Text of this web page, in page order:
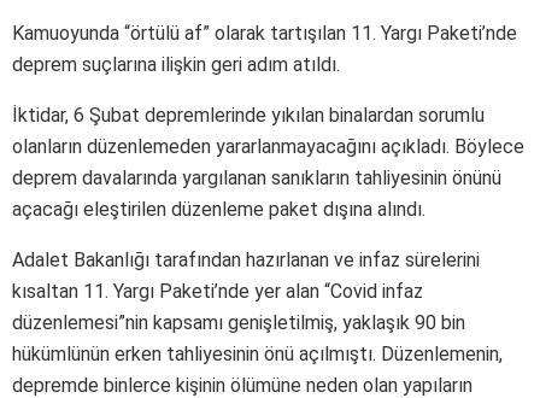
Kamuoyunda “örtülü af” olarak tartışılan 11. Yargı Paketi’nde
deprem suçlarına ilişkin geri adım atıldı.
İktidar, 6 Şubat depremlerinde yıkılan binalardan sorumlu
olanların düzenlemeden yararlanmayacağını açıkladı. Böylece
deprem davalarında yargılanan sanıkların tahliyesinin önünü
açacağı eleştirilen düzenleme paket dışına alındı.
Adalet Bakanlığı tarafından hazırlanan ve infaz sürelerini
kısaltan 11. Yargı Paketi’nde yer alan “Covid infaz
düzenlemesi”nin kapsamı genişletilmiş, yaklaşık 90 bin
hükümlünün erken tahliyesinin önü açılmıştı. Düzenlemenin,
depremde binlerce kişinin ölümüne neden olan yapıların